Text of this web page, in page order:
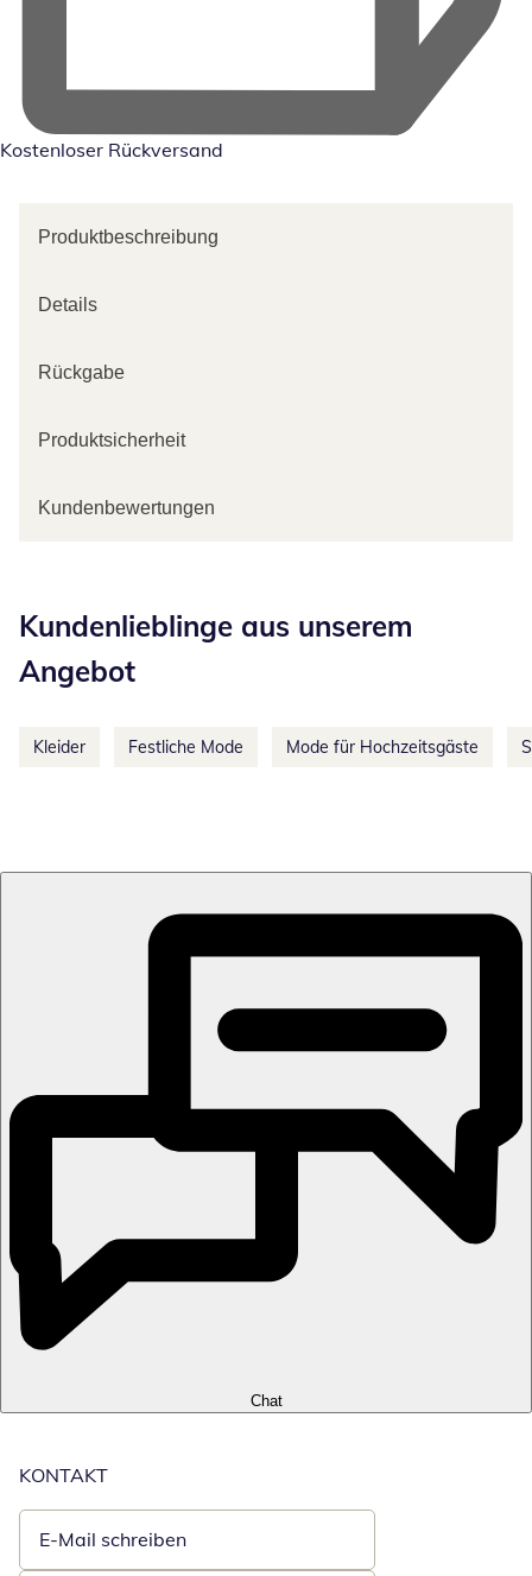
Kostenloser Rückversand
Produktbeschreibung
Details
Rückgabe
Produktsicherheit
Kundenbewertungen
Kundenlieblinge aus unserem
Angebot
Kleider Festliche Mode Mode für Hochzeitsgäste
Chat
KONTAKT
E-Mail schreiben
Öffnet E-Mail-Client